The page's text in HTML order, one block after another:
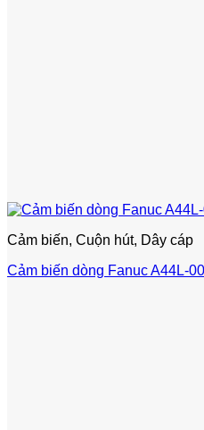
Cảm biến, Cuộn hút, Dây cáp
Cảm biến dòng Fanuc A44L-